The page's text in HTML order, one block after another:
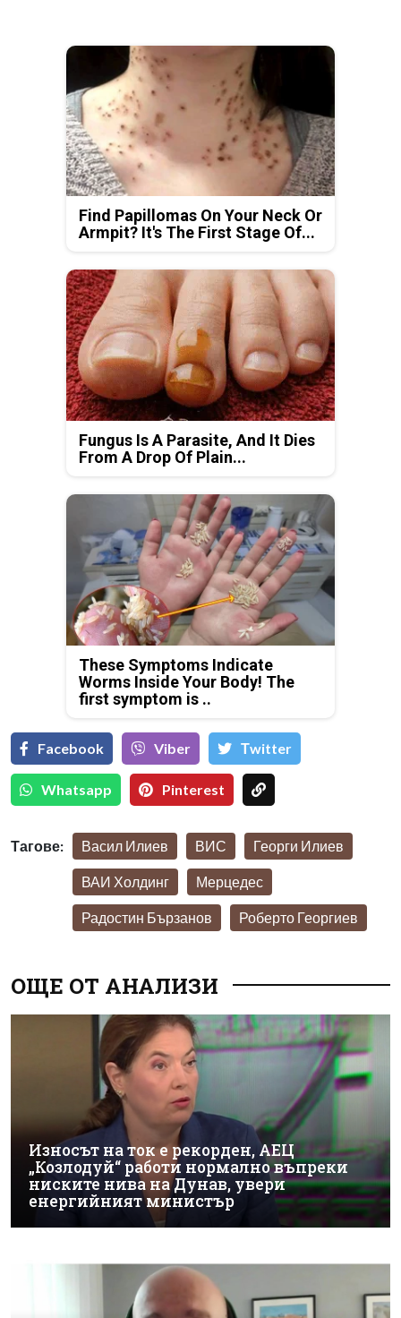
Find Papillomas On Your Neck Or
Armpit? It's The First Stage Of...
Fungus Is A Parasite, And It Dies
From A Drop Of Plain...
These Symptoms Indicate
Worms Inside Your Body! The
first symptom is ..
Facebook Viber Тwitter
Whatsapp Pinterest
Тагове: Васил Илиев ВИС Георги Илиев
ВАИ Холдинг Мерцедес
Радостин Бързанов Роберто Георгиев
ОЩЕ ОТ АНАЛИЗИ
Износът на ток е рекорден, АЕЦ
„Козлодуй“ работи нормално въпреки
ниските нива на Дунав, увери
енергийният министър